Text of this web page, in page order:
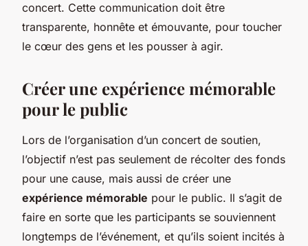
concert. Cette communication doit être
transparente, honnête et émouvante, pour toucher
le cœur des gens et les pousser à agir.
Créer une expérience mémorable
pour le public
Lors de l’organisation d’un concert de soutien,
l’objectif n’est pas seulement de récolter des fonds
pour une cause, mais aussi de créer une
expérience mémorable pour le public. Il s’agit de
faire en sorte que les participants se souviennent
longtemps de l’événement, et qu’ils soient incités à